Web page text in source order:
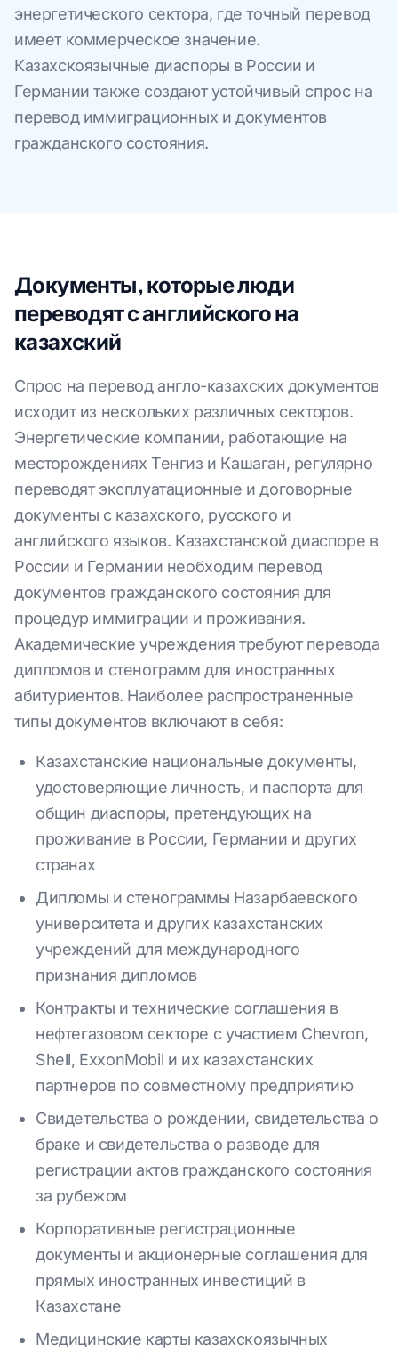
энергетического сектора, где точный перевод
имеет коммерческое значение.
Казахскоязычные диаспоры в России и
Германии также создают устойчивый спрос на
перевод иммиграционных и документов
гражданского состояния.
Документы, которые люди
переводят с английского на
казахский
Спрос на перевод англо-казахских документов
исходит из нескольких различных секторов.
Энергетические компании, работающие на
месторождениях Тенгиз и Кашаган, регулярно
переводят эксплуатационные и договорные
документы с казахского, русского и
английского языков. Казахстанской диаспоре в
России и Германии необходим перевод
документов гражданского состояния для
процедур иммиграции и проживания.
Академические учреждения требуют перевода
дипломов и стенограмм для иностранных
абитуриентов. Наиболее распространенные
типы документов включают в себя:
Казахстанские национальные документы,
удостоверяющие личность, и паспорта для
общин диаспоры, претендующих на
проживание в России, Германии и других
странах
Дипломы и стенограммы Назарбаевского
университета и других казахстанских
учреждений для международного
признания дипломов
Контракты и технические соглашения в
нефтегазовом секторе с участием Chevron,
Shell, ExxonMobil и их казахстанских
партнеров по совместному предприятию
Свидетельства о рождении, свидетельства о
браке и свидетельства о разводе для
регистрации актов гражданского состояния
за рубежом
Корпоративные регистрационные
документы и акционерные соглашения для
прямых иностранных инвестиций в
Казахстане
Медицинские карты казахскоязычных